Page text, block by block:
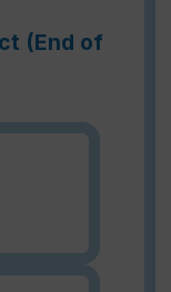
(End of